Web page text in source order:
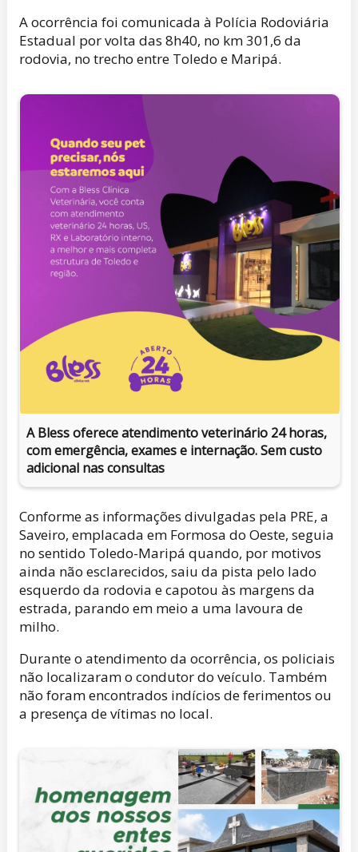
A ocorrência foi comunicada à Polícia Rodoviária
Estadual por volta das 8h40, no km 301,6 da
rodovia, no trecho entre Toledo e Maripá.
A Bless oferece atendimento veterinário 24 horas,
com emergência, exames e internação. Sem custo
adicional nas consultas
Conforme as informações divulgadas pela PRE, a
Saveiro, emplacada em Formosa do Oeste, seguia
no sentido Toledo-Maripá quando, por motivos
ainda não esclarecidos, saiu da pista pelo lado
esquerdo da rodovia e capotou às margens da
estrada, parando em meio a uma lavoura de
milho.
Durante o atendimento da ocorrência, os policiais
não localizaram o condutor do veículo. Também
não foram encontrados indícios de ferimentos ou
a presença de vítimas no local.